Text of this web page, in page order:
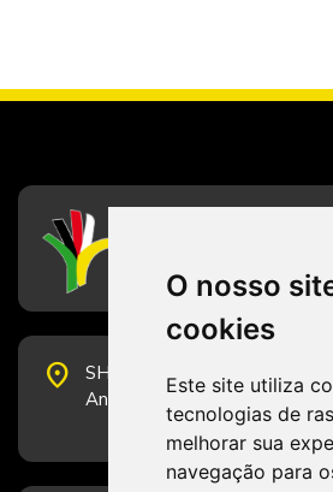
O nosso
cookies
Este site utiliza
tecnologias de
melhorar sua
navegação para
place
SHS Quadra 6, Bloco E,
Andar, Sala 2001 - CEP